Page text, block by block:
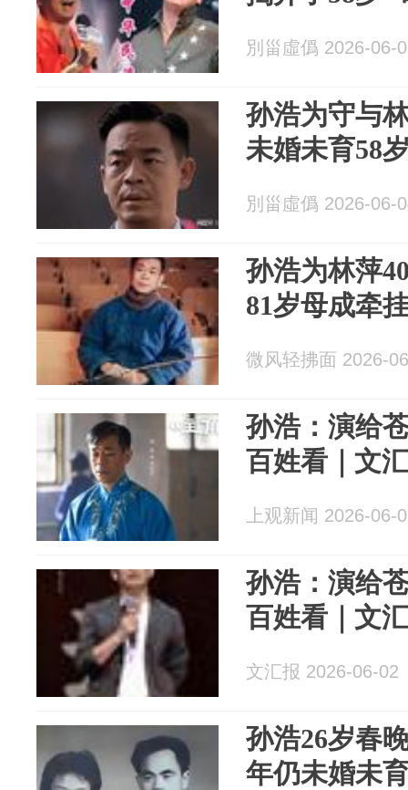
別甾虛僞 2026-06-
孙浩为守与
未婚未育58
別甾虛僞 2026-06-
孙浩为林萍
81岁母成牵
微风轻拂面 2026-
孙浩：演给
百姓看｜文
上观新闻 2026-06-
孙浩：演给
百姓看｜文
文汇报 2026-06-02
孙浩26岁春
年仍未婚未